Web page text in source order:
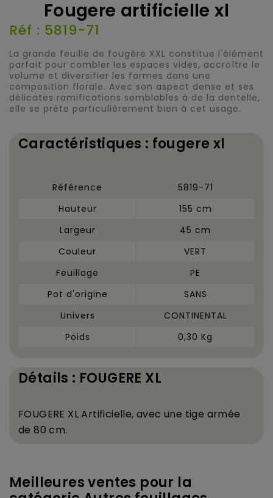
Fougere artificielle xl
Réf : 5819-71
La grande feuille de fougère XXL constitue l'élément
parfait pour combler les espaces vides, accroître le
volume et diversifier les formes dans une
composition florale. Avec son aspect dense et ses
délicates ramifications semblables à de la dentelle,
elle se prête particulièrement bien à cet usage.
Caractéristiques : fougere xl
Référence
5819-71
Hauteur
155 cm
Largeur
45 cm
Couleur
VERT
Feuillage
PE
Pot d'origine
SANS
Univers
CONTINENTAL
Poids
0,30 Kg
Détails : FOUGERE XL
FOUGERE XL Artificielle, avec une tige armée
de 80 cm.
Meilleures ventes pour la